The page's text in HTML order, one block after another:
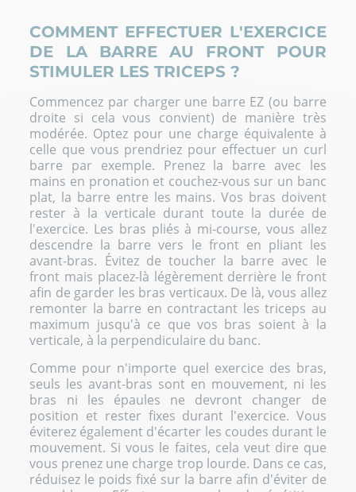
COMMENT EFFECTUER L'EXERCICE
DE LA BARRE AU FRONT POUR
STIMULER LES TRICEPS ?
Commencez par charger une barre EZ (ou barre
droite si cela vous convient) de manière très
modérée. Optez pour une charge équivalente à
celle que vous prendriez pour effectuer un curl
barre par exemple. Prenez la barre avec les
mains en pronation et couchez-vous sur un banc
plat, la barre entre les mains. Vos bras doivent
rester à la verticale durant toute la durée de
l'exercice. Les bras pliés à mi-course, vous allez
descendre la barre vers le front en pliant les
avant-bras. Évitez de toucher la barre avec le
front mais placez-là légèrement derrière le front
afin de garder les bras verticaux. De là, vous allez
remonter la barre en contractant les triceps au
maximum jusqu'à ce que vos bras soient à la
verticale, à la perpendiculaire du banc.
Comme pour n'importe quel exercice des bras,
seuls les avant-bras sont en mouvement, ni les
bras ni les épaules ne devront changer de
position et rester fixes durant l'exercice. Vous
éviterez également d'écarter les coudes durant le
mouvement. Si vous le faites, cela veut dire que
vous prenez une charge trop lourde. Dans ce cas,
réduisez le poids fixé sur la barre afin d'éviter de